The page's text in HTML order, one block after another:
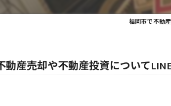
福岡市で不動
動産売却や不動産投資について